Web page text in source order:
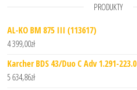
PRODUKTY
AL-KO BM 875 III (113617)
4 399,00zł
Karcher BDS 43/Duo C Adv 1.291-223.0
5 634,86zł